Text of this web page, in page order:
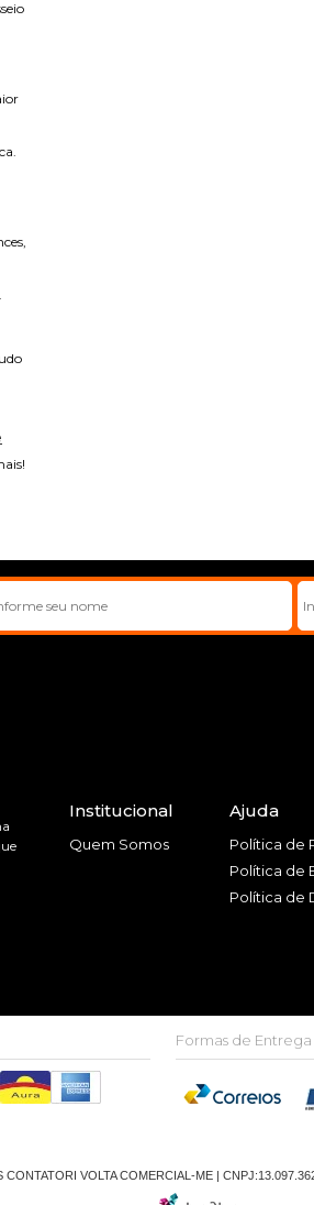
Institucional
Quem Somos
Ajuda
Política de
Política de
Política de
Formas de Entrega
CONTATORI VOLTA COMERCIAL-ME |